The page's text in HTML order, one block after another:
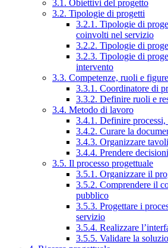
3.1. Obiettivi del progetto
3.2. Tipologie di progetti
3.2.1. Tipologie di
coinvolti nel servizio
3.2.2. Tipologie di
3.2.3. Tipologie di
intervento
3.3. Competenze, ruoli e
3.3.1. Coordinatore di
3.3.2. Definire ruoli e
3.4. Metodo di lavoro
3.4.1. Definire
3.4.2. Curare la
3.4.3. Organizzare
3.4.4. Prendere decisioni
3.5. Il processo progettuale
3.5.1. Organizzare il
3.5.2. Comprendere il
pubblico
3.5.3. Progettare i
servizio
3.5.4. Realizzare
3.5.5. Validare la